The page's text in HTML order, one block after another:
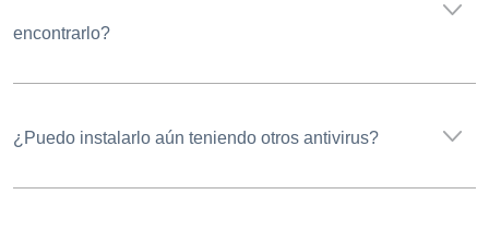
Sitios
encontrarlo?
¿Puedo instalarlo aún teniendo otros antivirus?